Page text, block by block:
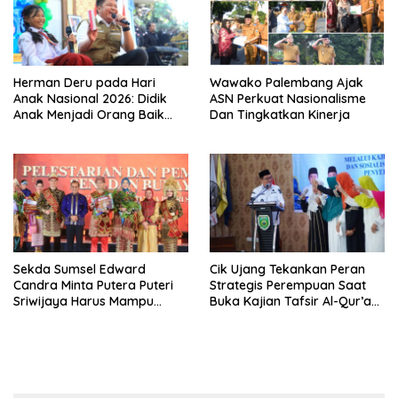
Herman Deru pada Hari
Anak Nasional 2026: Didik
Anak Menjadi Orang Baik
Wawako Palembang Ajak
ASN Perkuat Nasionalisme
Dan Tingkatkan Kinerja
Sekda Sumsel Edward
Candra Minta Putera Puteri
Sriwijaya Harus Mampu
Cik Ujang Tekankan Peran
Strategis Perempuan Saat
Buka Kajian Tafsir Al-Qur’an